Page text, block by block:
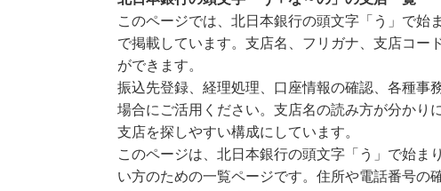
このページでは、北日本銀行の頭文字「う」で始
で掲載しています。支店名、フリガナ、支店コー
ができます。
振込先登録、経理処理、口座情報の確認、各種事
場合にご活用ください。支店名の読み方が分かり
支店を探しやすい構成にしています。
このページは、北日本銀行の頭文字「う」で始ま
い方のための一覧ページです。住所や電話番号の